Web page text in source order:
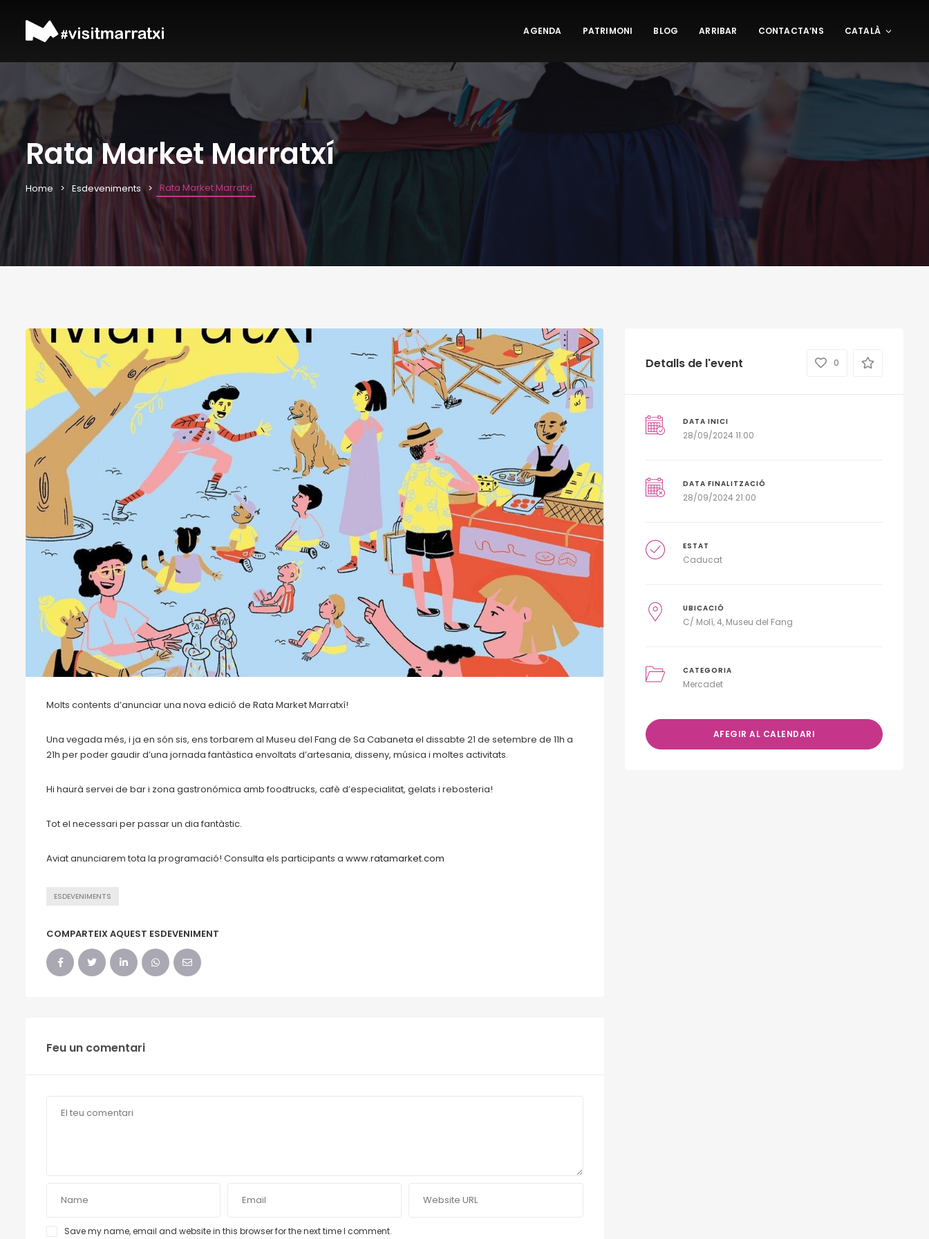
AGENDA PATRIMONI BLOG ARRIBAR CONTACTA’NS CATALÀ
Rata Market Marratxí
Home Esdeveniments Rata Market Marratxí
Molts contents d’anunciar una nova edició de Rata Market Marratxí!
Una vegada més, i ja en són sis, ens torbarem al Museu del Fang de Sa Cabaneta el dissabte 21 de setembre de 11h a
21h per poder gaudir d’una jornada fantàstica envoltats d’artesania, disseny, música i moltes activitats.
Hi haurà servei de bar i zona gastronómica amb foodtrucks, cafè d’especialitat, gelats i rebosteria!
Tot el necessari per passar un dia fantàstic.
Aviat anunciarem tota la programació! Consulta els participants a www.ratamarket.com
ESDEVENIMENTS
COMPARTEIX AQUEST ESDEVENIMENT
Feu un comentari
Save my name, email and website in this browser for the next time I comment.
Detalls de l'event 0
DATA INICI
28/09/2024 11:00
DATA FINALITZACIÓ
28/09/2024 21:00
ESTAT
Caducat
UBICACIÓ
C/ Molí, 4, Museu del Fang
CATEGORIA
Mercadet
AFEGIR AL CALENDARI